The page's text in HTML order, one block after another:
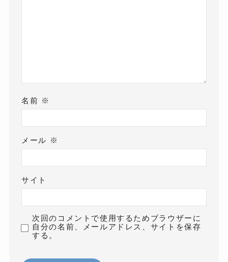
名前 ※
メール ※
サイト
次回のコメントで使用するためブラウザーに
自分の名前、メールアドレス、サイトを保存
する。